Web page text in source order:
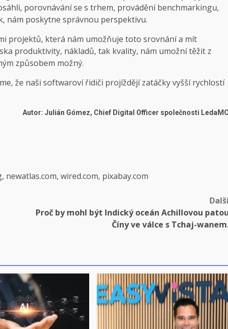
porovnávání se s trhem, provádění benchmarkingu,
nám poskytne správnou perspektivu.
projektů, která nám umožňuje toto srovnání a mít
produktivity, nákladů, tak kvality, nám umožní těžit z
způsobem možný.
že naši softwaroví řidiči projíždějí zatáčky vyšší rychlostí
Autor: Julián Gómez, Chief Digital Officer společnosti LedaMC
wired.com, pixabay.com
Proč by mohl být Indický oceán Achillovou patou
Číny ve válce s Tchaj-